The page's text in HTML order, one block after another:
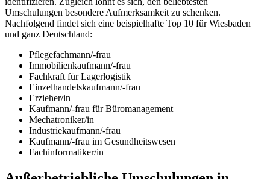
Umschulungen besondere Aufmerksamkeit zu schenken.
Nachfolgend findet sich eine beispielhafte Top 10 für Wiesbaden
und ganz Deutschland:
Pflegefachmann/-frau
Immobilienkaufmann/-frau
Fachkraft für Lagerlogistik
Einzelhandelskaufmann/-frau
Erzieher/in
Kaufmann/-frau für Büromanagement
Mechatroniker/in
Industriekaufmann/-frau
Kaufmann/-frau im Gesundheitswesen
Fachinformatiker/in